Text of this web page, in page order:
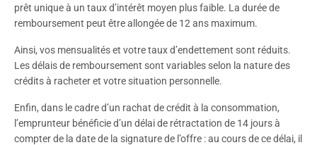
prêt unique à un taux d’intérêt moyen plus faible. La durée de
remboursement peut être allongée de 12 ans maximum.
Ainsi, vos mensualités et votre taux d’endettement sont réduits.
Les délais de remboursement sont variables selon la nature des
crédits à racheter et votre situation personnelle.
Enfin, dans le cadre d’un rachat de crédit à la consommation,
l’emprunteur bénéficie d’un délai de rétractation de 14 jours à
compter de la date de la signature de l’offre : au cours de ce délai, il